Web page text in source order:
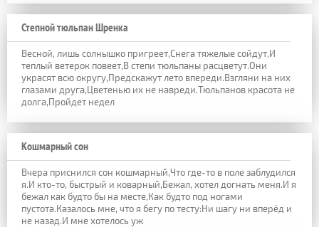
Степной тюльпан Шренка
Весной, лишь солнышко пригреет,Снега тяжелые сойдут,И
теплый ветерок повеет,В степи тюльпаны расцветут.Они
украсят всю округу,Предскажут лето впереди.Взгляни на них
глазами друга,Цветенью их не навреди.Тюльпанов красота не
долга,Пройдет недел
Кошмарный сон
Вчера приснился сон кошмарный,Что где-то в поле заблудился
я.И кто-то, быстрый и коварный,Бежал, хотел догнать меня.И я
бежал как будто бы на месте,Как будто под ногами
пустота.Казалось мне, что я бегу по тесту:Ни шагу ни вперёд и
не назад.И мне хотелось уж